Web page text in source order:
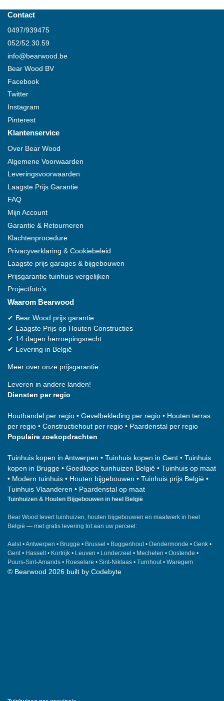
Contact
0497/939475
052/52.30.59
info@bearwood.be
Bear Wood BV
Facebook
Twitter
Instagram
Pinterest
Klantenservice
Over Bear Wood
Algemene Voorwaarden
Leveringsvoorwaarden
Laagste Prijs Garantie
FAQ
Mijn Account
Garantie & Retourneren
Klachtenprocedure
Privacyverklaring & Cookiebeleid
Laagste prijs garages & bijgebouwen
Prijsgarantie tuinhuis vergelijken
Projectfoto’s
Waarom Bearwood
✔ Bear Wood prijs garantie
✔ Laagste Prijs op Houten Constructies
✔ 14 dagen herroepingsrecht
✔ Levering in België
Meer over onze prijsgarantie
Leveren in andere landen!
Diensten per regio
Houthandel per regio • Gevelbekleding per regio • Houten terras
per regio • Constructiehout per regio • Paardenstal per regio
Populaire zoekopdrachten
Tuinhuis kopen in Antwerpen • Tuinhuis kopen in Gent • Tuinhuis
kopen in Brugge • Goedkope tuinhuizen België • Tuinhuis op maat
• Modern tuinhuis • Houten bijgebouwen • Tuinhuis prijs België •
Tuinhuis Vlaanderen • Paardenstal op maat
Tuinhuizen & Houten Bijgebouwen in heel België
Bear Wood levert tuinhuizen, houten bijgebouwen en maatwerk in heel
België — met gratis levering tot aan uw perceel:
Aalst•Antwerpen • Brugge • Brussel • Buggenhout• Dendermonde • Genk •
Gent• Hasselt• Kortrijk • Leuven • Londerzeel • Mechelen • Oostende •
Puurs-Sint-Amands • Roeselare • Sint-Niklaas • Turnhout• Waregem
© Bearwood 2026 built by Codebyte